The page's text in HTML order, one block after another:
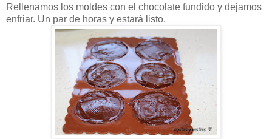
Rellenamos los moldes con el chocolate fundido y dejamos
enfriar. Un par de horas y estará listo.